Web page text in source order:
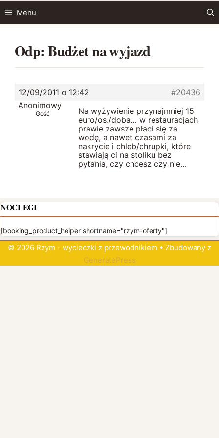
Menu
Odp: Budżet na wyjazd
12/09/2011 o 12:42
#20436
Anonimowy
Gość
Na wyżywienie przynajmniej 15
euro/os./doba… w restauracjach
prawie zawsze płaci się za
wodę, a nawet czasami za
nakrycie i chleb/chrupki, które
stawiają ci na stoliku bez
pytania, czy chcesz czy nie…
NOCLEGI
[booking_product_helper shortname="rzym-oferty"]
© 2026 Rzym - wycieczki z przewodnikiem • Zbudowany z
GeneratePress